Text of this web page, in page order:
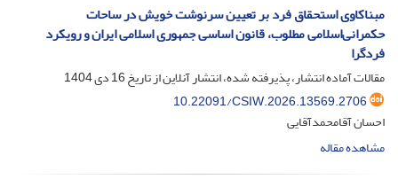
مبناکاوی استحقاق فرد بر تعیین سرنوشت خویش در ساحات
حکمرانی‌اسلامی مطلوب، قانون اساسی جمهوری اسلامی ایران و رویکرد
فردگرا
مقالات آماده انتشار، پذیرفته شده، انتشار آنلاین از تاریخ16 دی 1404
10.22091/CSIW.2026.13569.2706
احسان آقامحمدآقایی
مشاهده مقاله